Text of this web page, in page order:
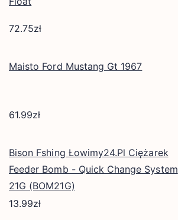
72.75zł
Maisto Ford Mustang Gt 1967
61.99zł
Bison Fshing Łowimy24.Pl Ciężarek
Feeder Bomb - Quick Change System
21G (BOM21G)
13.99zł